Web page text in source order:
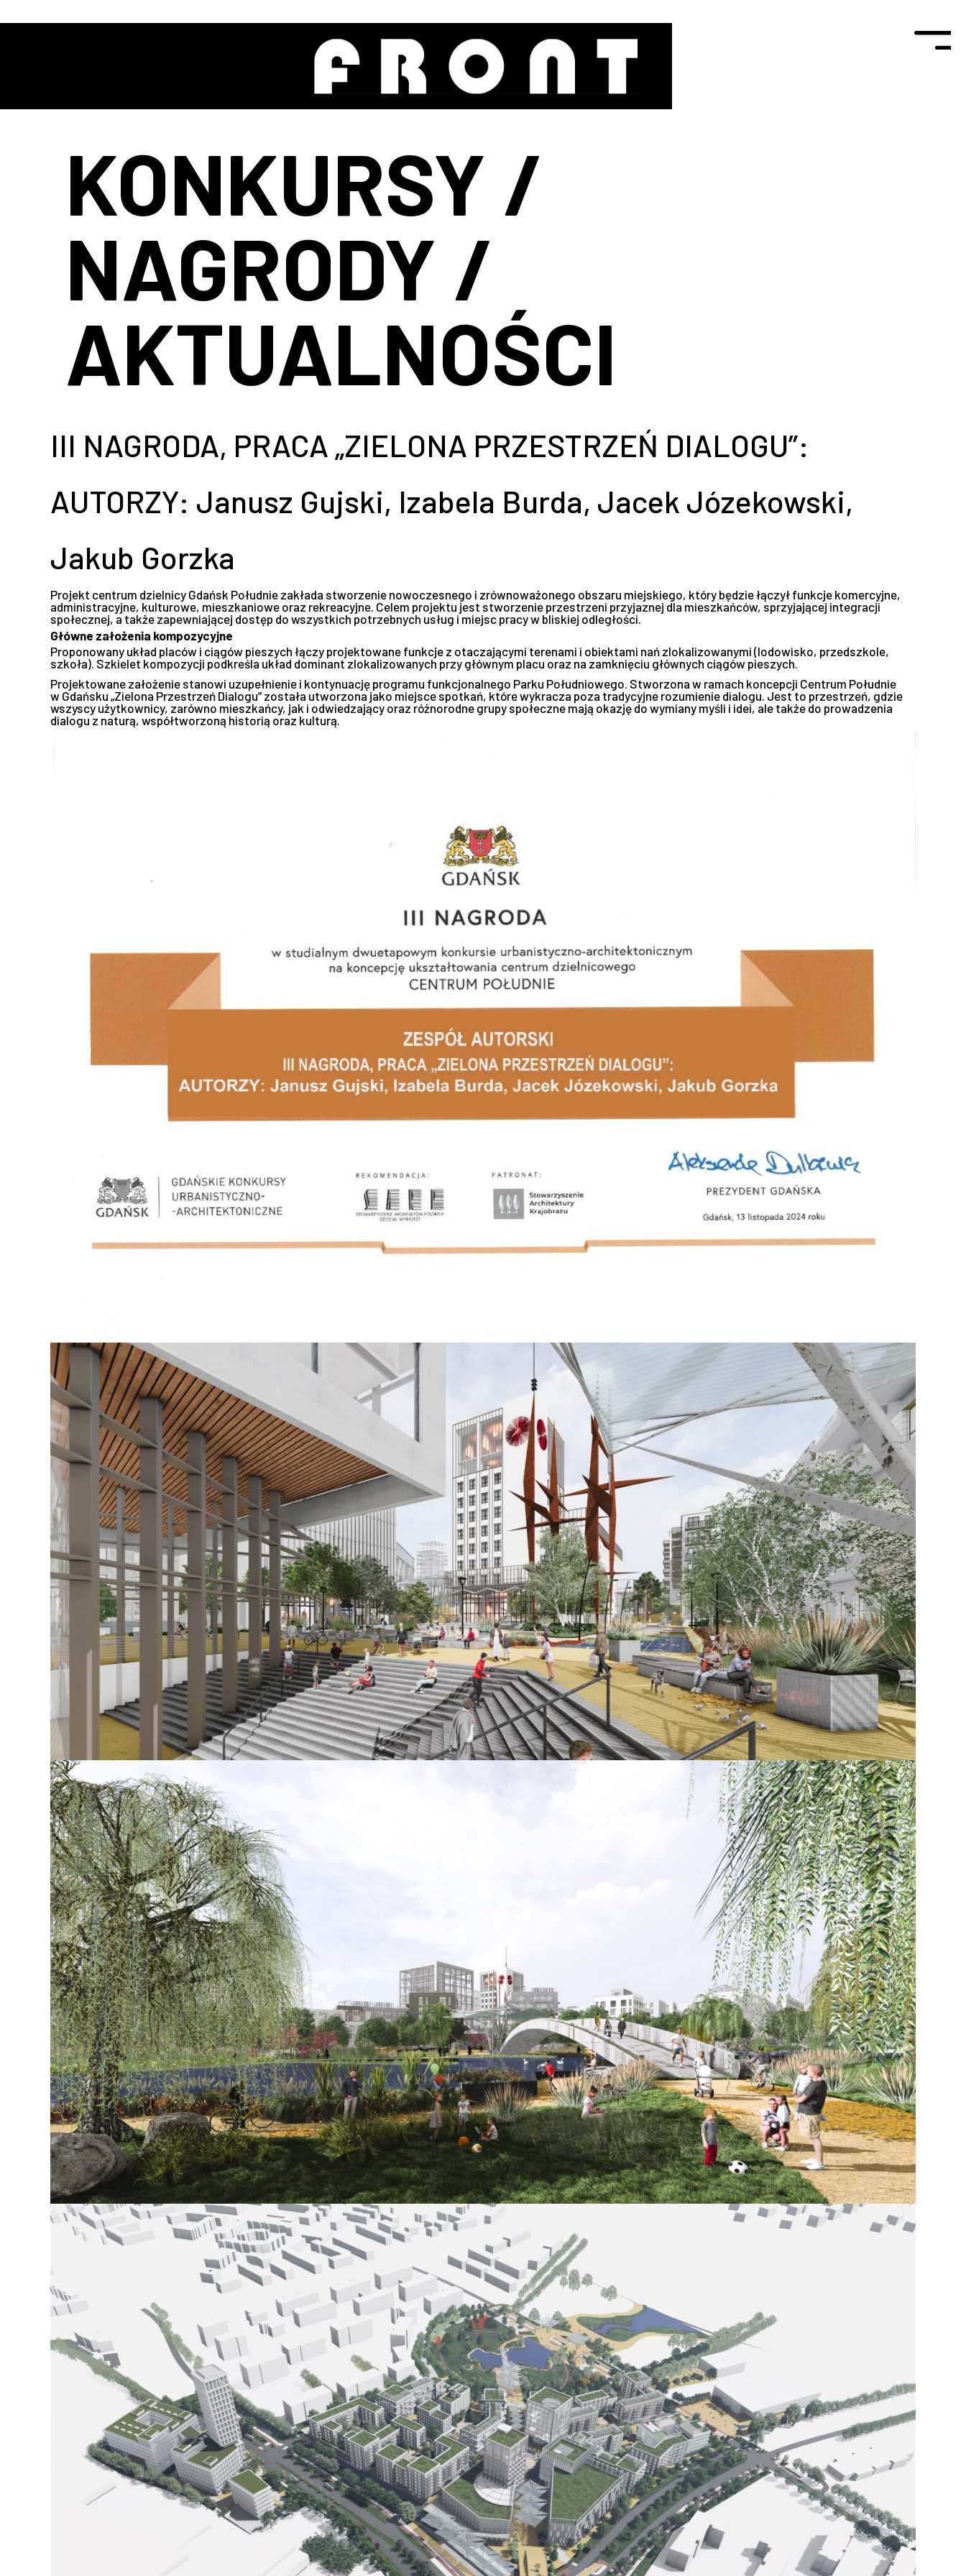
KONKURSY /
NAGRODY /
AKTUALNOŚCI
III NAGRODA, PRACA „ZIELONA PRZESTRZEŃ DIALOGU”:
AUTORZY: Janusz Gujski, Izabela Burda, Jacek Józekowski,
Jakub Gorzka
Projekt centrum dzielnicy Gdańsk Południe zakłada stworzenie nowoczesnego i zrównoważonego obszaru miejskiego, który będzie łączył funkcje komercyjne,
administracyjne, kulturowe, mieszkaniowe oraz rekreacyjne. Celem projektu jest stworzenie przestrzeni przyjaznej dla mieszkańców, sprzyjającej integracji
społecznej, a także zapewniającej dostęp do wszystkich potrzebnych usług i miejsc pracy w bliskiej odległości.
Główne założenia kompozycyjne
Proponowany układ placów i ciągów pieszych łączy projektowane funkcje z otaczającymi terenami i obiektami nań zlokalizowanymi (lodowisko, przedszkole,
szkoła). Szkielet kompozycji podkreśla układ dominant zlokalizowanych przy głównym placu oraz na zamknięciu głównych ciągów pieszych.
Projektowane założenie stanowi uzupełnienie i kontynuację programu funkcjonalnego Parku Południowego. Stworzona w ramach koncepcji Centrum Południe
w Gdańsku „Zielona Przestrzeń Dialogu” została utworzona jako miejsce spotkań, które wykracza poza tradycyjne rozumienie dialogu. Jest to przestrzeń, gdzie
wszyscy użytkownicy, zarówno mieszkańcy, jak i odwiedzający oraz różnorodne grupy społeczne mają okazję do wymiany myśli i idei, ale także do prowadzenia
dialogu z naturą, współtworzoną historią oraz kulturą.